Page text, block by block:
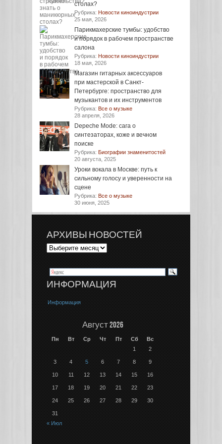
столах?
Рубрика: Новости киноиндустрии
25 мая, 2026
Парикмахерские тумбы: удобство
и порядок в рабочем пространстве
салона
Рубрика: Новости киноиндустрии
18 мая, 2026
Магазин гитарных аксессуаров
при мастерской в Санкт-
Петербурге: пространство для
музыкантов и их инструментов
Рубрика: Все о музыке
28 апреля, 2026
Depeche Mode: сага о
синтезаторах, коже и вечном
поиске
Рубрика: Биографии знаменитостей
20 августа, 2025
Уроки вокала в Москве: путь к
сильному голосу и уверенности на
сцене
Рубрика: Все о музыке
30 июня, 2025
АРХИВЫ НОВОСТЕЙ
ИНФОРМАЦИЯ
Информация
Август 2026
Пн Вт Ср Чт Пт Сб
Вс
1
2
3 4 5 6 7 8 9
10 11 12 13 14 15 16
17 18 19 20 21 22 23
24 25 26 27 28 29 30
31
« Июл